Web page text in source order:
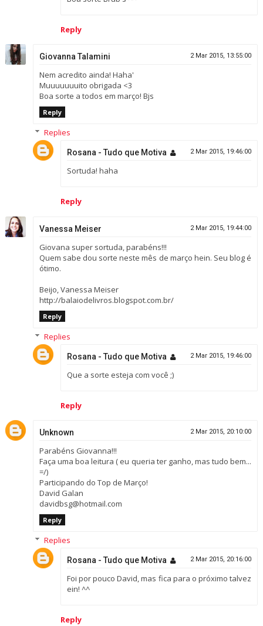
Reply
Giovanna Talamini 2 Mar 2015, 13:55:00
Nem acredito ainda! Haha'
Muuuuuuuito obrigada <3
Boa sorte a todos em março! Bjs
Reply
Replies
Rosana - Tudo que Motiva 2 Mar 2015, 19:46:00
Sortuda! haha
Reply
Vanessa Meiser 2 Mar 2015, 19:44:00
Giovana super sortuda, parabéns!!!
Quem sabe dou sorte neste mês de março hein. Seu blog é
ótimo.
Beijo, Vanessa Meiser
http://balaiodelivros.blogspot.com.br/
Reply
Replies
Rosana - Tudo que Motiva 2 Mar 2015, 19:46:00
Que a sorte esteja com você ;)
Reply
Unknown 2 Mar 2015, 20:10:00
Parabéns Giovanna!!!
Faça uma boa leitura ( eu queria ter ganho, mas tudo bem...
=/)
Participando do Top de Março!
David Galan
davidbsg@hotmail.com
Reply
Replies
Rosana - Tudo que Motiva 2 Mar 2015, 20:16:00
Foi por pouco David, mas fica para o próximo talvez
ein! ^^
Reply